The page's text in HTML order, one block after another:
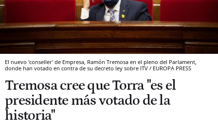
El nuevo 'conseller' de Empresa, Ramón Tremosa en el pleno del Parlament,
donde han votado en contra de su decreto ley sobre ITV / EUROPA PRESS
Tremosa cree que Torra "es el
presidente más votado de la
historia"